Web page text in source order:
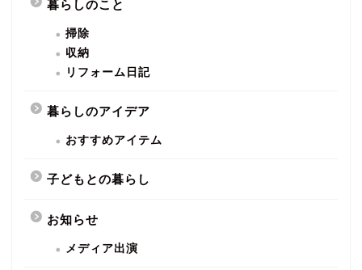
暮らしのこと
掃除
収納
リフォーム日記
暮らしのアイデア
おすすめアイテム
子どもとの暮らし
お知らせ
メディア出演